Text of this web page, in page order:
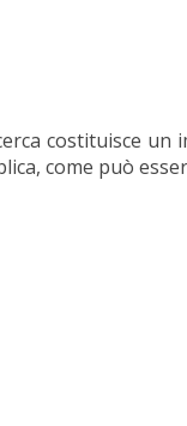
costituisce
come può